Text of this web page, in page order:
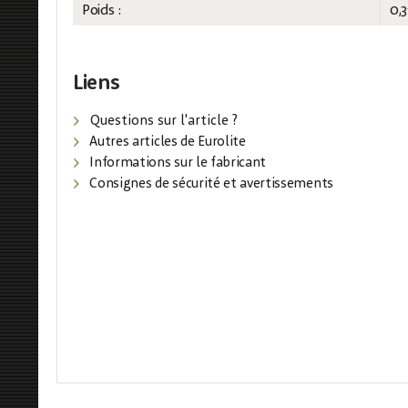
Poids :
Liens
Questions sur l'article ?
Autres articles de Eurolite
Informations sur le fabricant
Consignes de sécurité et avertissements